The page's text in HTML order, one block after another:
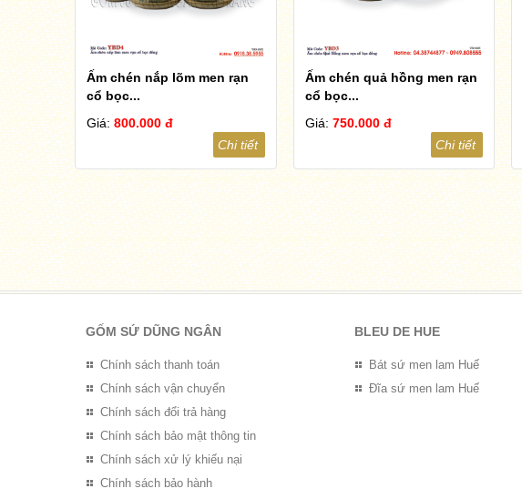
Ấm chén nắp lõm men rạn
cổ bọc...
Giá: 800.000 đ
Chi tiết
Ấm chén quả hồng men rạn
cổ bọc...
Giá: 750.000 đ
Chi tiết
GỐM SỨ DŨNG NGÂN
Chính sách thanh toán
Chính sách vận chuyển
Chính sách đổi trả hàng
Chính sách bảo mật thông tin
Chính sách xử lý khiếu nại
Chính sách bảo hành
BLEU DE HUE
Bát sứ men lam Huế
Đĩa sứ men lam Huế